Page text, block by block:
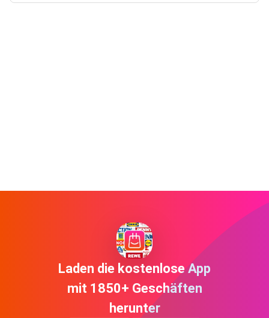
Laden die kostenlose App
mit 1850+ Geschäften
herunter